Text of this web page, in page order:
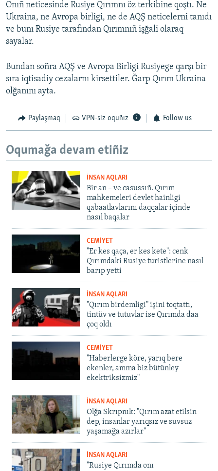
Onıñ neticesinde Rusiye Qırımnı öz terkibine qoştı. Ne
Ukraina, ne Avropa birligi, ne de AQŞ neticelerni tanıdı
ve bunı Rusiye tarafından Qırımnıñ işğali olaraq
sayalar.
Bundan soñra AQŞ ve Avropa Birligi Rusiyege qarşı bir
sıra iqtisadiy cezalarnı kirsettiler. Ğarp Qırım Ukraina
olğanını ayta.
Paylaşmaq VPN-siz oquñız Follow us
Oqumağa devam etiñiz
İNSAN AQLARI
Bir an – ve casussıñ. Qırım
mahkemeleri devlet hainligi
qabaatlavlarını daqqalar içinde
nasıl baqalar
CEMİYET
"Er kes qaça, er kes kete": cenk
Qırımdaki Rusiye turistlerine nasıl
barıp yetti
İNSAN AQLARI
"Qırım birdemligi" işini toqtattı,
tintüv ve tutuvlar ise Qırımda daa
çoq oldı
CEMİYET
"Haberlerge köre, yarıq bere
ekenler, amma biz bütünley
ekektriksizmiz"
İNSAN AQLARI
Olğa Skrıpnık: "Qırım azat etilsin
dep, insanlar yarıqsız ve suvsuz
yaşamağa azırlar"
İNSAN AQLARI
"Rusiye Qırımda onı